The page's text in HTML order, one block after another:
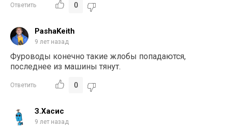
Ответить 0
PashaKeith
9 лет назад
Фуроводы конечно такие жлобы попадаются,
последнее из машины тянут.
Ответить 0
З.Хасис
9 лет назад